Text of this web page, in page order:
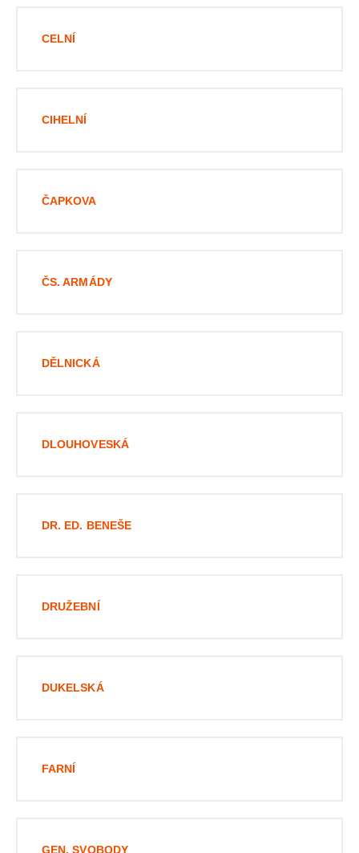
CELNÍ
CIHELNÍ
ČAPKOVA
ČS. ARMÁDY
DĚLNICKÁ
DLOUHOVESKÁ
DR. ED. BENEŠE
DRUŽEBNÍ
DUKELSKÁ
FARNÍ
GEN. SVOBODY